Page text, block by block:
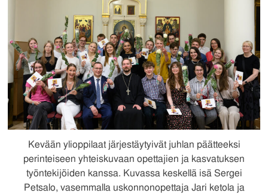
Kevään ylioppilaat järjestäytyivät juhlan päätteeksi
perinteiseen yhteiskuvaan opettajien ja kasvatuksen
työntekijöiden kanssa. Kuvassa keskellä isä Sergei
Petsalo, vasemmalla uskonnonopettaja Jari ketola ja